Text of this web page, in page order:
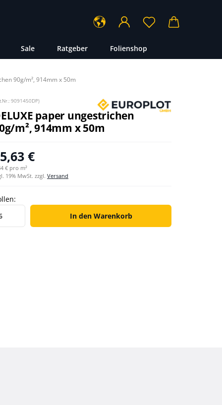
Sale Ratgeber Folienshop
90g/m², 914mm x 50m
9091450DP)
paper ungestrichen
m², 914mm x 50m
€
€ pro m²
19% MwSt. zzgl. Versand
In den Warenkorb